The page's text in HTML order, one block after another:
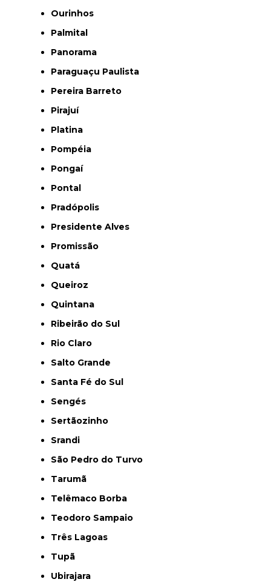
Ourinhos
Palmital
Panorama
Paraguaçu Paulista
Pereira Barreto
Pirajuí
Platina
Pompéia
Pongaí
Pontal
Pradópolis
Presidente Alves
Promissão
Quatá
Queiroz
Quintana
Ribeirão do Sul
Rio Claro
Salto Grande
Santa Fé do Sul
Sengés
Sertãozinho
Srandi
São Pedro do Turvo
Tarumã
Telêmaco Borba
Teodoro Sampaio
Três Lagoas
Tupã
Ubirajara